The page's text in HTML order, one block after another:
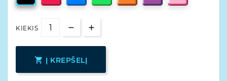
KIEKIS
 Į KREPŠELĮ